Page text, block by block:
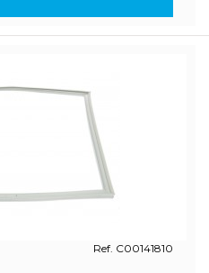
Ref. C00141810